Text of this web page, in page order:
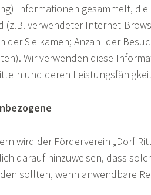
Informationen gesammelt,
(z.B. verwendeter Internet-
der Sie kamen; Anzahl der
Wir verwenden diese
und deren
wird der Förderverein „Dorf
darauf hinzuweisen, dass
sollten, wenn anwendbare